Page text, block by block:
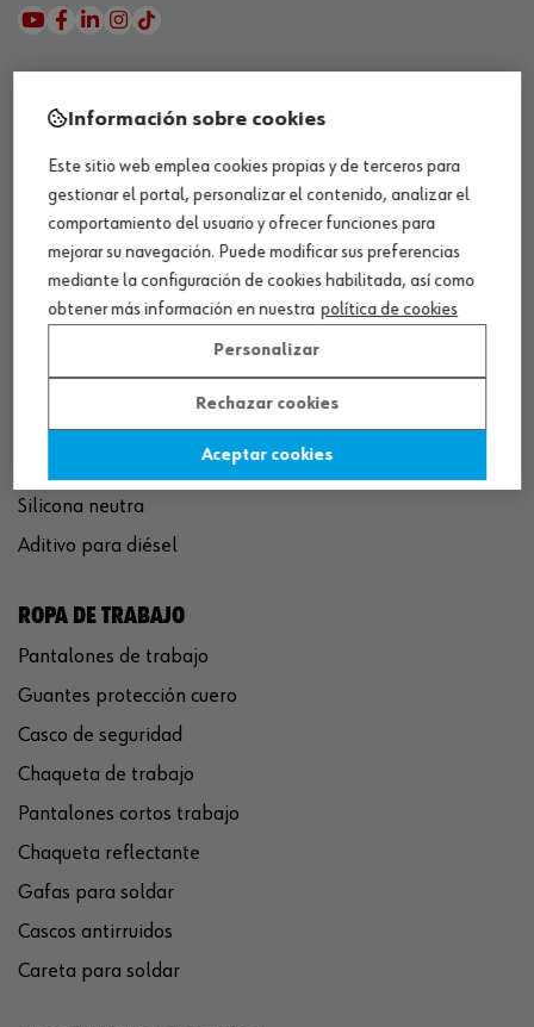
QUÍMICOS
Limpiador de frenos
Eliminador de óxido
Pegamento rápido
Limpiador de motor
Silicona neutra
Aditivo para diésel
ROPA DE TRABAJO
Pantalones de trabajo
Guantes protección cuero
Casco de seguridad
Chaqueta de trabajo
Pantalones cortos trabajo
Chaqueta reflectante
Gafas para soldar
Cascos antirruidos
Careta para soldar
Información sobre cookies
Este sitio web emplea cookies propias y de terceros para
gestionar el portal, personalizar el contenido, analizar el
comportamiento del usuario y ofrecer funciones para
mejorar su navegación. Puede modificar sus preferencias
mediante la configuración de cookies habilitada, así como
obtener más información en nuestra política de cookies
Personalizar
Rechazar cookies
Aceptar cookies